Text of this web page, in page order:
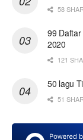
58
99
2020
121
50 lagu
51